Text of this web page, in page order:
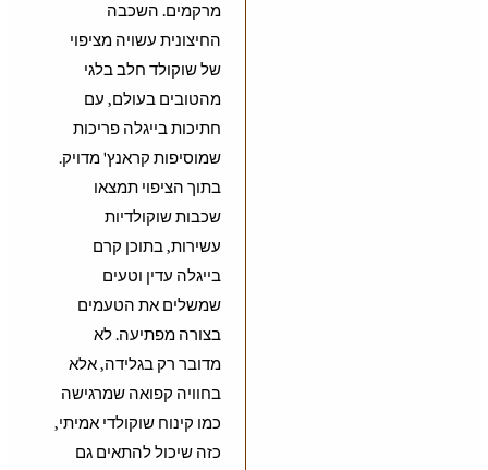
מרקמים. השכבה
החיצונית עשויה מציפוי
של שוקולד חלב בלגי
מהטובים בעולם, עם
חתיכות בייגלה פריכות
שמוסיפות קראנץ' מדויק.
בתוך הציפוי תמצאו
שכבות שוקולדיות
עשירות, בתוכן קרם
בייגלה עדין וטעים
שמשלים את הטעמים
בצורה מפתיעה. לא
מדובר רק בגלידה, אלא
בחוויה קפואה שמרגישה
כמו קינוח שוקולדי אמיתי,
כזה שיכול להתאים גם